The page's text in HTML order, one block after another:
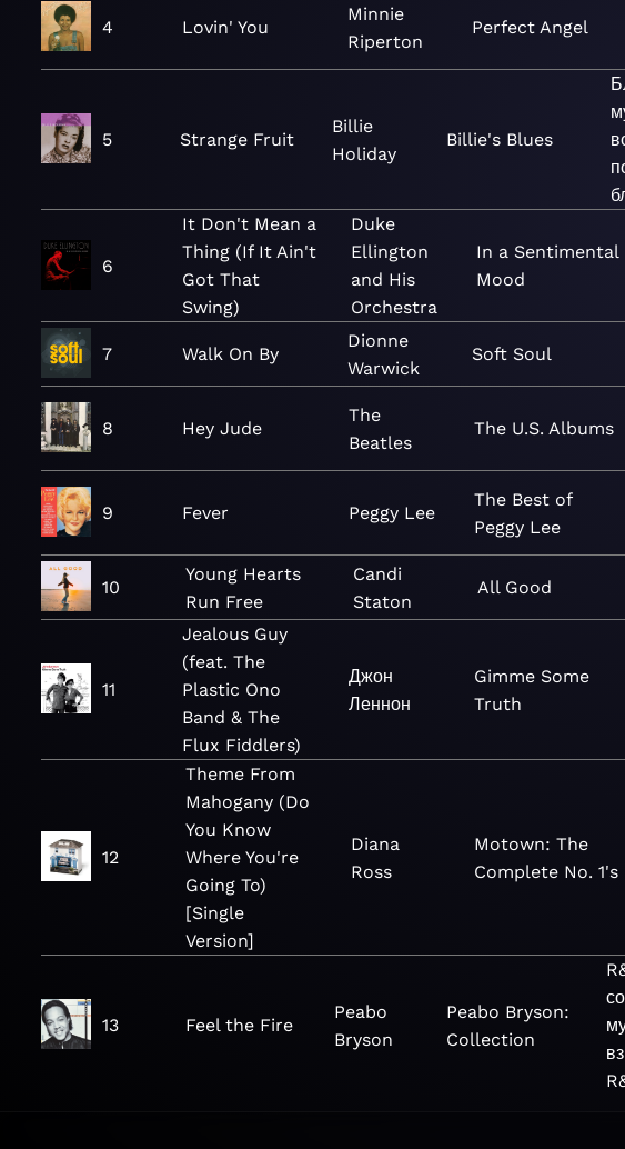
4 Lovin' You
Minnie
Riperton
Perfect Angel
5 Strange Fruit
Billie
Holiday
Billie's Blues
6
It Don't Mean a
Thing (If It Ain't
Got That
Swing)
Duke
Ellington
and His
Orchestra
In a Sentimental
Mood
7 Walk On By
Dionne
Warwick
Soft Soul
8 Hey Jude
The
Beatles
The U.S. Albums
9 Fever Peggy Lee
The Best of
Peggy Lee
10
Young Hearts
Run Free
Candi
Staton
All Good
11
Jealous Guy
(feat. The
Plastic Ono
Band & The
Flux Fiddlers)
Джон
Леннон
Gimme Some
Truth
12
Theme From
Mahogany (Do
You Know
Where You're
Going To)
[Single
Version]
Diana
Ross
Motown: The
Complete No. 1's
13 Feel the Fire
Peabo
Bryson
Peabo Bryson:
Collection